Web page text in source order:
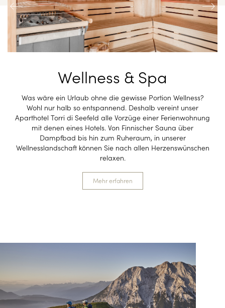
Wellness & Spa
Was wäre ein Urlaub ohne die gewisse Portion Wellness?
Wohl nur halb so entspannend. Deshalb vereint unser
Aparthotel Torri di Seefeld alle Vorzüge einer Ferienwohnung
mit denen eines Hotels. Von Finnischer Sauna über
Dampfbad bis hin zum Ruheraum, in unserer
Wellnesslandschaft können Sie nach allen Herzenswünschen
relaxen.
Mehr erfahren